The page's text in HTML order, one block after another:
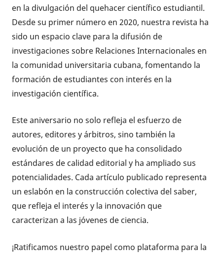
en la divulgación del quehacer científico estudiantil.
Desde su primer número en 2020, nuestra revista ha
sido un espacio clave para la difusión de
investigaciones sobre Relaciones Internacionales en
la comunidad universitaria cubana, fomentando la
formación de estudiantes con interés en la
investigación científica.
Este aniversario no solo refleja el esfuerzo de
autores, editores y árbitros, sino también la
evolución de un proyecto que ha consolidado
estándares de calidad editorial y ha ampliado sus
potencialidades. Cada artículo publicado representa
un eslabón en la construcción colectiva del saber,
que refleja el interés y la innovación que
caracterizan a las jóvenes de ciencia.
¡Ratificamos nuestro papel como plataforma para la